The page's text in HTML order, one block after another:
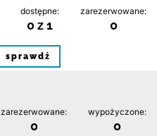
dostępne:
0 z 1
zarezerwowane:
0
sprawdź
zarezerwowane:
0
wypożyczone:
0